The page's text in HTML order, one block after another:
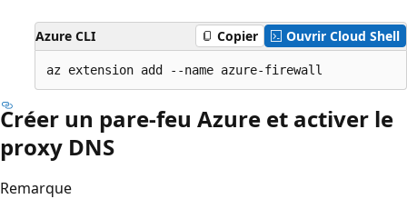
Azure CLI Copier Ouvrir Cloud Shell
Créer un pare-feu Azure et activer le
proxy DNS
Remarque